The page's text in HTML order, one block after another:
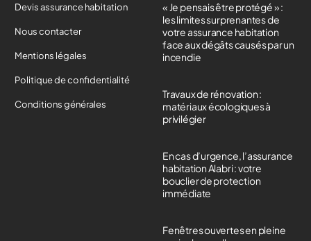
Devis assurance habitation
Nous contacter
Mentions légales
Politique de confidentialité
Conditions générales
« Je pensais être protégé » :
les limites surprenantes de
votre assurance habitation
face aux dégâts causés par un
incendie
Travaux de rénovation :
matériaux écologiques à
privilégier
En cas d’urgence, l’assurance
habitation Alabri : votre
bouclier de protection
immédiate
Fenêtres ouvertes en pleine